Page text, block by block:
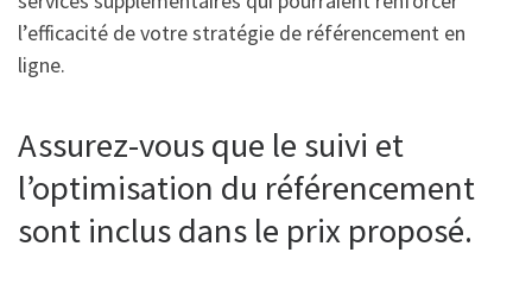
l’efficacité de votre stratégie de référencement en
ligne.
Assurez-vous que le suivi et
l’optimisation du référencement
sont inclus dans le prix proposé.